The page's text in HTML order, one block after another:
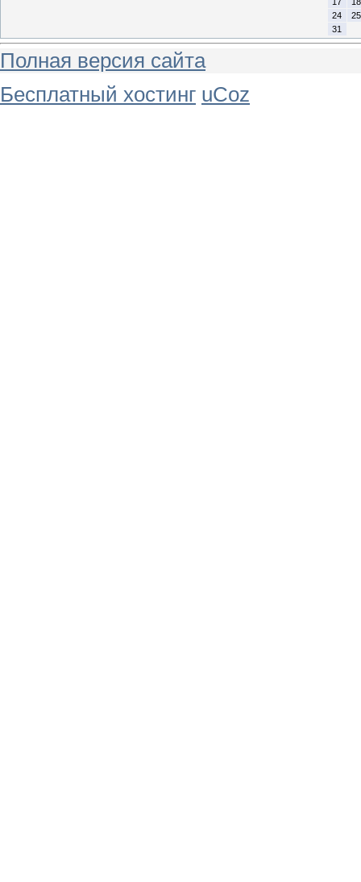
24
25
31
Полная версия сайта
Бесплатный хостинг uCoz